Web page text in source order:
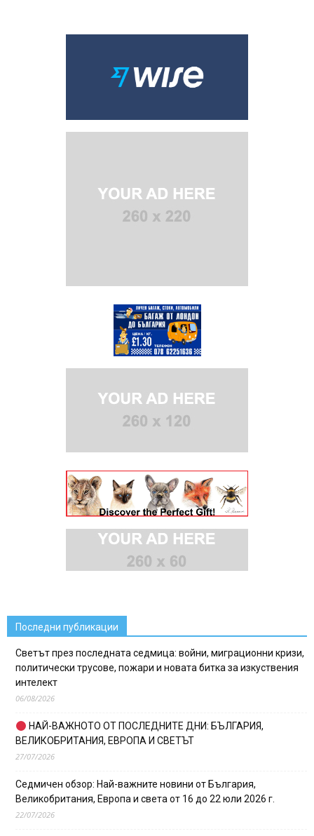
Последни публикации
Светът през последната седмица: войни, миграционни кризи,
политически трусове, пожари и новата битка за изкуствения
интелект
06/08/2026
НАЙ-ВАЖНОТО ОТ ПОСЛЕДНИТЕ ДНИ: БЪЛГАРИЯ,
ВЕЛИКОБРИТАНИЯ, ЕВРОПА И СВЕТЪТ
27/07/2026
Седмичен обзор: Най-важните новини от България,
Великобритания, Европа и света от 16 до 22 юли 2026 г.
22/07/2026